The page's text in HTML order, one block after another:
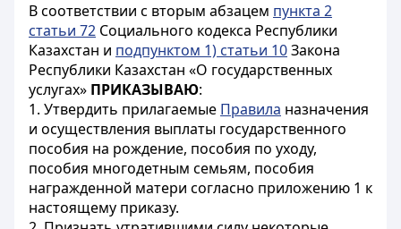
В соответствии с вторым абзацем пункта 2
статьи 72 Социального кодекса Республики
Казахстан и подпунктом 1) статьи 10Закона
Республики Казахстан «О государственных
услугах» ПРИКАЗЫВАЮ:
1. Утвердить прилагаемые Правила назначения
и осуществления выплаты государственного
пособия на рождение, пособия по уходу,
пособия многодетным семьям, пособия
награжденной матери согласно приложению 1 к
настоящему приказу.